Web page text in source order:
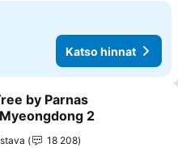
Katso hinnat
suosikkeihin
by Parnas
2
18 208